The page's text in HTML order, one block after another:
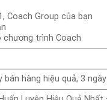
Coach Group của bạn
chương trình Coach
hàng hiệu quả, 3 ngày